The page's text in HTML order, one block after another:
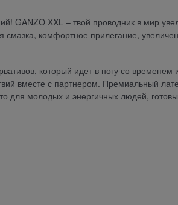
GANZO XXL – твой проводник в мир
смазка, комфортное прилегание,
который идет в ногу со временем
вместе с партнером. Премиальный
для молодых и энергичных людей,